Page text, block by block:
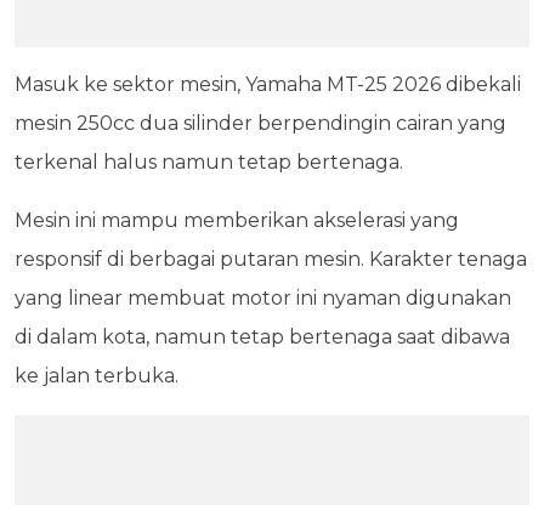
Masuk ke sektor mesin, Yamaha MT-25 2026 dibekali
mesin 250cc dua silinder berpendingin cairan yang
terkenal halus namun tetap bertenaga.
Mesin ini mampu memberikan akselerasi yang
responsif di berbagai putaran mesin. Karakter tenaga
yang linear membuat motor ini nyaman digunakan
di dalam kota, namun tetap bertenaga saat dibawa
ke jalan terbuka.